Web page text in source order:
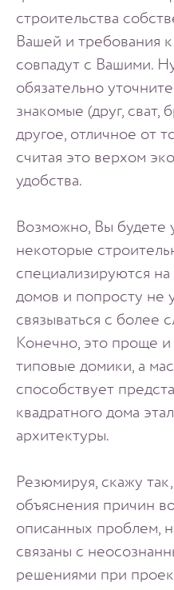
строительства
Вашей и требования
совпадут с Вашими.
обязательно
знакомые (друг, сват,
другое, отличное от
считая это верхом
удобства.
Возможно, Вы будете
некоторые
специализируются
домов и попросту не
связываться с более
Конечно, это проще и
типовые домики, а
способствует
квадратного дома
архитектуры.
Резюмируя, скажу
объяснения причин
описанных проблем,
связаны с
решениями при